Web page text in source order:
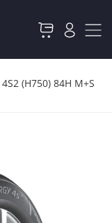
(H750) 84H M+S